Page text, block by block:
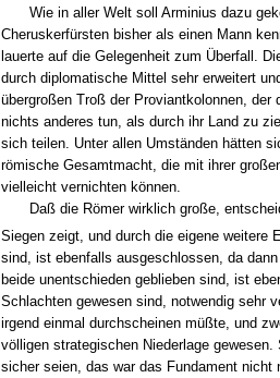
Wie in aller Welt soll Arminius dazu
Cheruskerfürsten bisher als einen Mann
lauerte auf die Gelegenheit zum Überfall.
durch diplomatische Mittel sehr erweitert
übergroßen Troß der Proviantkolonnen,
nichts anderes tun, als durch ihr Land zu
sich teilen. Unter allen Umständen hätten
römische Gesamtmacht, die mit ihrer
vielleicht vernichten können.
Daß die Römer wirklich große,
Siegen zeigt, und durch die eigene weitere
sind, ist ebenfalls ausgeschlossen, da
beide unentschieden geblieben sind, ist
Schlachten gewesen sind, notwendig sehr
irgend einmal durchscheinen müßte, und
völligen strategischen Niederlage
sicher seien, das war das Fundament nicht